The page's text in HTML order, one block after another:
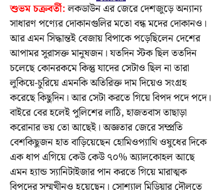
শুভম চক্রবর্তী:লকডাউন এর জেরে দেশজুড়ে অন্যান্য
সাধারণ পণ্যের দোকানগুলির মতো বন্ধ মদের দোকানও।
আর এমন সিদ্ধান্তই বেজায় বিপাকে পড়েছিলেন দেশের
আপামর সুরাসক্ত মানুষজন। যতদিন স্টক ছিল ততদিন
চলেছে কোনরকমে কিন্তু যাদের সেটাও ছিল না তারা
লুকিয়ে-চুরিয়ে এমনকি অতিরিক্ত দাম দিয়েও সংগ্রহ
করেছে কিছুদিন। আর সেটা করতে গিয়ে বিপদ পদে পদে।
বাইরে বের হলেই পুলিশের লাঠি, হাজতবাস তাছাড়া
করোনার ভয় তো আছেই। অজ্ঞতার জেরে সম্প্রতি
বেশকিছুজন হাত বাড়িয়েছেন হোমিওপ্যাথি ওষুধের দিকে
এক ধাপ এগিয়ে কেউ কেউ ৭০% অ্যালকোহল আছে
এমন হ্যান্ড স্যানিটাইজার পান করতে গিয়ে মারাত্মক